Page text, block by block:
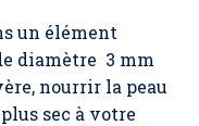
un élément
diamètre 3 mm
nourrir la peau
sec à votre